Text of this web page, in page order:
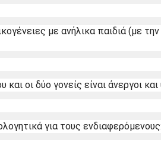
με ανήλικα παιδιά (με
και οι δύο γονείς είναι άνεργοι
για τους ενδιαφερόμενους: